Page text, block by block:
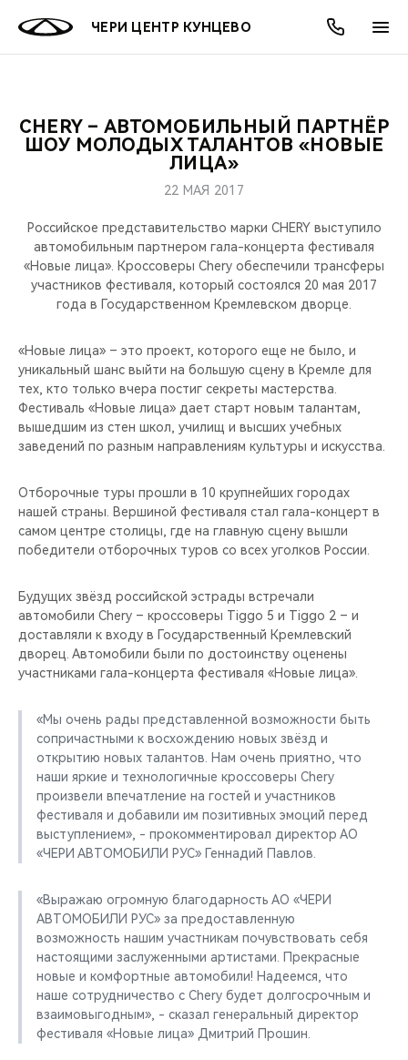
ЧЕРИ ЦЕНТР КУНЦЕВО
МОДЕЛИ
СЕДАНЫ
НОВИНКИ
ПОКУПАТЕЛЯМ
КРЕДИТ И СТРАХОВАНИЕ
ВЛАДЕЛЬЦАМ
ЗАПЧАСТИ И АКСЕССУАРЫ
ПОДДЕРЖКА
МИР CHERY
О БРЕНДЕ
CHERY В СОЦСЕТЯХ
БЛАГОТВОРИТЕЛЬНОСТЬ
CHERY REMOTE
CHERY И СПОРТ
НАШИ МЕРОПРИЯТИЯ
ВИДЕООБЗОРЫ
CHERY ДЛЯ ДЕТЕЙ
АКЦИИ
ОНЛАЙН СЕРВИСЫ
КРЕДИТ
О КОМПАНИИ
МЫ В СОЦСЕТЯХ
CHERY – АВТОМОБИЛЬНЫЙ ПАРТНЁР
ШОУ МОЛОДЫХ ТАЛАНТОВ «НОВЫЕ
ЛИЦА»
22 МАЯ 2017
Российское представительство марки CHERY выступило
автомобильным партнером гала-концерта фестиваля
«Новые лица». Кроссоверы Chery обеспечили трансферы
участников фестиваля, который состоялся 20 мая 2017
года в Государственном Кремлевском дворце.
«Новые лица» – это проект, которого еще не было, и
уникальный шанс выйти на большую сцену в Кремле для
тех, кто только вчера постиг секреты мастерства.
Фестиваль «Новые лица» дает старт новым талантам,
вышедшим из стен школ, училищ и высших учебных
заведений по разным направлениям культуры и искусства.
Отборочные туры прошли в 10 крупнейших городах
нашей страны. Вершиной фестиваля стал гала-концерт в
самом центре столицы, где на главную сцену вышли
победители отборочных туров со всех уголков России.
Будущих звёзд российской эстрады встречали
автомобили Chery – кроссоверы Tiggo 5 и Tiggo 2 – и
доставляли к входу в Государственный Кремлевский
дворец. Автомобили были по достоинству оценены
участниками гала-концерта фестиваля «Новые лица».
«Мы очень рады представленной возможности быть
сопричастными к восхождению новых звёзд и
открытию новых талантов. Нам очень приятно, что
наши яркие и технологичные кроссоверы Chery
произвели впечатление на гостей и участников
фестиваля и добавили им позитивных эмоций перед
выступлением», - прокомментировал директор АО
«ЧЕРИ АВТОМОБИЛИ РУС» Геннадий Павлов.
«Выражаю огромную благодарность АО «ЧЕРИ
АВТОМОБИЛИ РУС» за предоставленную
возможность нашим участникам почувствовать себя
настоящими заслуженными артистами. Прекрасные
новые и комфортные автомобили! Надеемся, что
наше сотрудничество с Chery будет долгосрочным и
взаимовыгодным», - сказал генеральный директор
фестиваля «Новые лица» Дмитрий Прошин.